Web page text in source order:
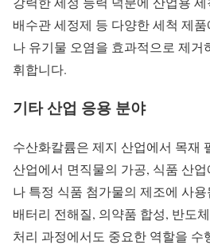
배수관 세정제 등 다양한 세척 제
나 유기물 오염을 효과적으로 제거
휘합니다.
기타 산업 응용 분야
수산화칼륨은 제지 산업에서 목재
산업에서 면직물의 가공, 식품 산
나 특정 식품 첨가물의 제조에 사
배터리 전해질, 의약품 합성, 반도
처리 과정에서도 중요한 역할을 수